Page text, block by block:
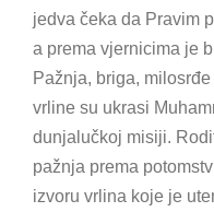
jedva čeka da Pravim
a prema vjernicima je
Pažnja, briga,
vrline su ukrasi
dunjalučkoj misiji.
pažnja prema
izvoru vrlina koje je